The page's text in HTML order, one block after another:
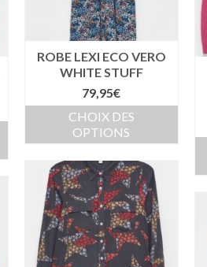
ROBE LEXI ECO VERO
WHITE STUFF
79,95€
CHOIX DES
OPTIONS